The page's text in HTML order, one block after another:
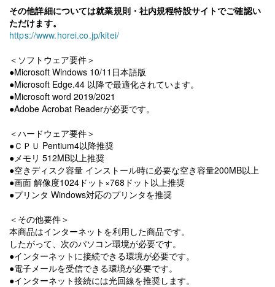
その他詳細については就業規則・社内規程特設サイトでご確認い
ただけます。
https://www.horei.co.jp/kitei/
＜ソフトウェア要件＞
●Microsoft Windows 10/11日本語版
●Microsoft Edge.44 以降で最適化されています。
●Microsoft word 2019/2021
●Adobe Acrobat Readerが必要です。
＜ハードウェア要件＞
●ＣＰＵ Pentium4以降推奨
●メモリ 512MB以上推奨
●空きディスク容量 インストール時に必要な空き容量200MB以上
●画面 解像度1024ドット×768ドット以上推奨
●プリンタ Windows対応のプリンタを推奨
＜その他要件＞
本商品はインターネットを利用した商品です。
したがって、次のパソコン環境が必要です。
●インターネットに接続できる環境が必要です。
●電子メールを受信できる環境が必要です。
●インターネット接続には光回線を推奨します。